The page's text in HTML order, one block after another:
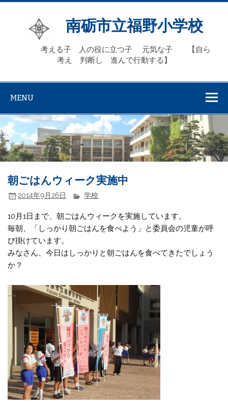
Skip
南砺市立福野小学校
考える子 人の役に立つ子 元気な子 【自ら
考え 判断し 進んで行動する】
MENU
朝ごはんウィーク実施中
2014年9月26日 学校
10月1日まで、朝ごはんウィークを実施しています。
毎朝、「しっかり朝ごはんを食べよう」と委員会の児童が呼
び掛けています。
みなさん、今日はしっかりと朝ごはんを食べてきたでしょう
か？